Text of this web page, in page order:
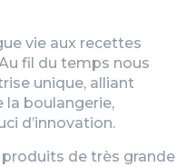
vie aux recettes
fil du temps nous
unique, alliant
la boulangerie,
d’innovation.
de très grande